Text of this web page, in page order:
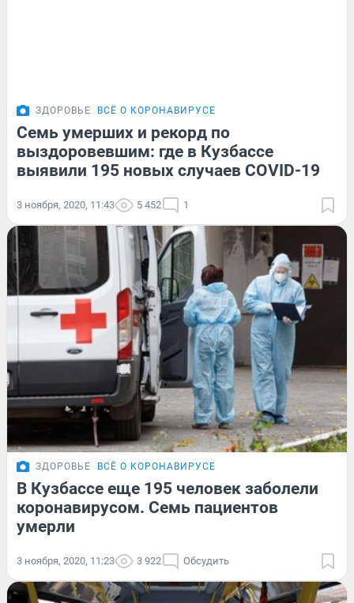
ЗДОРОВЬЕ ВСЁ О КОРОНАВИРУСЕ
Семь умерших и рекорд по
выздоровевшим: где в Кузбассе
выявили 195 новых случаев COVID-19
3 ноября, 2020, 11:43 5 452 1
ЗДОРОВЬЕ ВСЁ О КОРОНАВИРУСЕ
В Кузбассе еще 195 человек заболели
коронавирусом. Семь пациентов
умерли
3 ноября, 2020, 11:23 3 922 Обсудить